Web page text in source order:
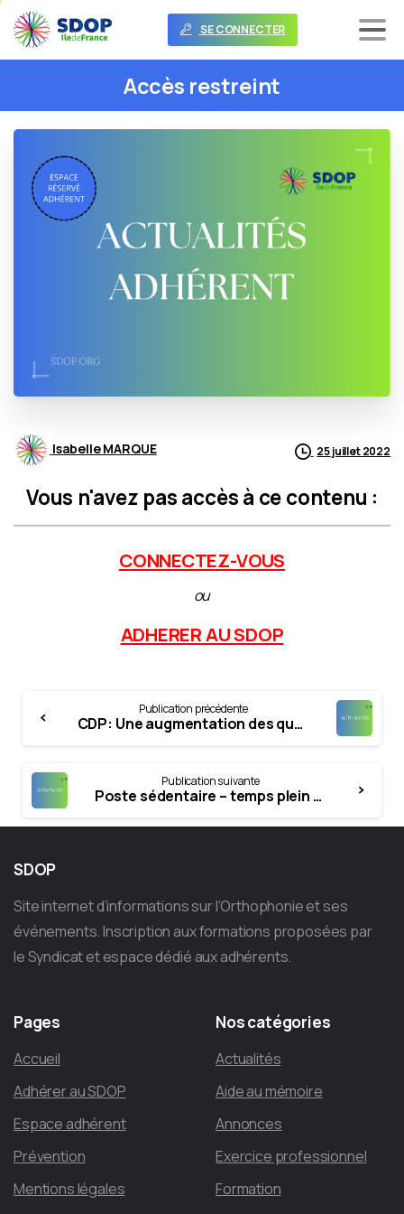
SE CONNECTER
Accès restreint
Isabelle MARQUE 25 juillet 2022
Vous n'avez pas accès à ce contenu :
CONNECTEZ-VOUS
ou
ADHERER AU SDOP
Reading
Publication précédente
CDP: Une augmentation des quotas d’étudiants en orthophonie nettement insuffisante pour la rentrée 2022-2023
Publication suivante
Poste sédentaire – temps plein sur RIS ORANGIS (Essonne)
SDOP
Site internet d’informations sur l’Orthophonie et ses
événements. Inscription aux formations proposées par
le Syndicat et espace dédié aux adhérents.
Pages
Accueil
Adhérer au SDOP
Espace adhérent
Prévention
Mentions légales
Noscatégories
Actualités
Aide au mémoire
Annonces
Exercice professionnel
Formation